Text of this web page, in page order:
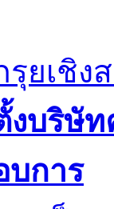
ยเชิง
งบริษั
บการ